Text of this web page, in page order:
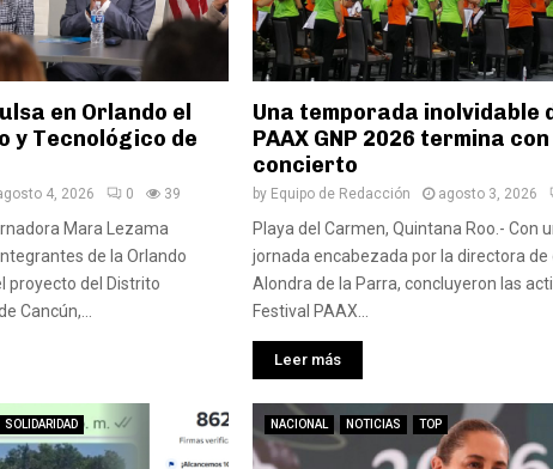
en Orlando el
y Tecnológico de
4, 2026 0 39
Mara Lezama
de la Orlando
proyecto del Distrito
Cancún,...
Una temporada inolvidable
PAAX GNP 2026 termina
concierto
by Equipo de Redacción agosto 3, 2026
Playa del Carmen, Quintana Roo.- Con
jornada encabezada por la directora de
Alondra de la Parra, concluyeron las
Festival PAAX...
Leer más
SOLIDARIDAD NACIONAL NOTICIAS TOP